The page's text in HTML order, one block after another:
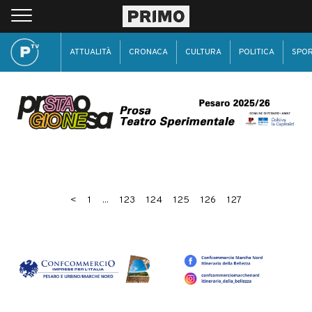
ATTUALITÀ CRONACA CULTURA POLITICA
< 1 ... 123 124 125 126 127